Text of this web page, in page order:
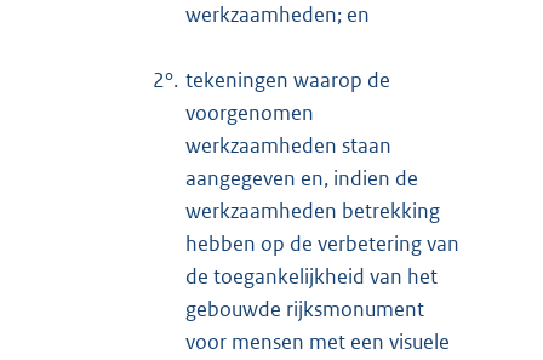
werkzaamheden; en
2°. tekeningen waarop de
voorgenomen
werkzaamheden staan
aangegeven en, indien de
werkzaamheden betrekking
hebben op de verbetering van
de toegankelijkheid van het
gebouwde rijksmonument
voor mensen met een visuele